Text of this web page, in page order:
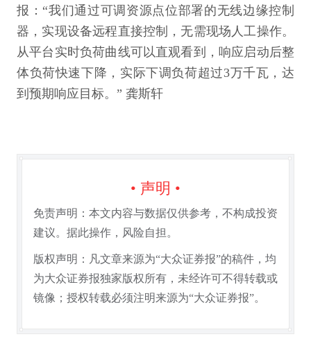
报：“我们通过可调资源点位部署的无线边缘控制
器，实现设备远程直接控制，无需现场人工操作。
从平台实时负荷曲线可以直观看到，响应启动后整
体负荷快速下降，实际下调负荷超过3万千瓦，达
到预期响应目标。” 龚斯轩
• 声明 •
免责声明：本文内容与数据仅供参考，不构成投资
建议。据此操作，风险自担。
版权声明：凡文章来源为“大众证券报”的稿件，均
为大众证券报独家版权所有，未经许可不得转载或
镜像；授权转载必须注明来源为“大众证券报”。